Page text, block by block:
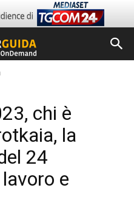
chi è
la
24
e